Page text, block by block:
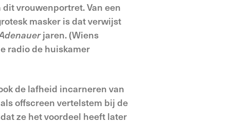
vrouwenportret. Van een
masker is dat verwijst
jaren. (Wiens
radio de huiskamer
de lafheid incarneren van
offscreen vertelstem bij de
ze het voordeel heeft later